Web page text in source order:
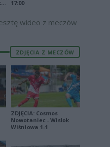
17:00
wideo z meczów
ZDJĘCIA Z MECZÓW
ZDJĘCIA: Cosmos
Nowotaniec - Wisłok
Wiśniowa 1-1